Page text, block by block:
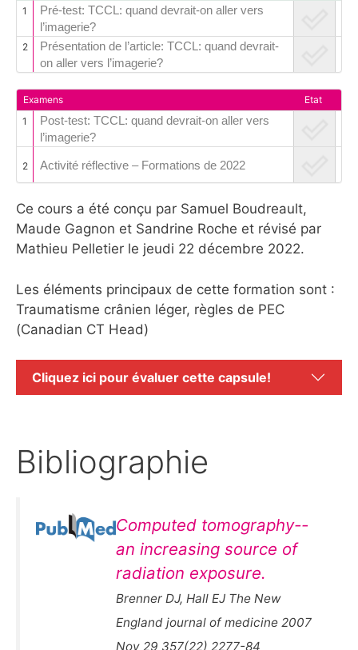
1
Pré-test: TCCL: quand devrait-on aller vers
l’imagerie?
2
Présentation de l’article: TCCL: quand devrait-
on aller vers l’imagerie?
Examens
Etat
1
Post-test: TCCL: quand devrait-on aller vers
l’imagerie?
2 Activité réflective – Formations de 2022
Ce cours a été conçu par Samuel Boudreault,
Maude Gagnon et Sandrine Roche et révisé par
Mathieu Pelletier le jeudi 22 décembre 2022.
Les éléments principaux de cette formation sont :
Traumatisme crânien léger, règles de PEC
(Canadian CT Head)
Cliquez ici pour évaluer cette capsule!
Bibliographie
Computed tomography--
an increasing source of
radiation exposure.
Brenner DJ, Hall EJ The New
England journal of medicine 2007
Nov 29 357(22) 2277-84